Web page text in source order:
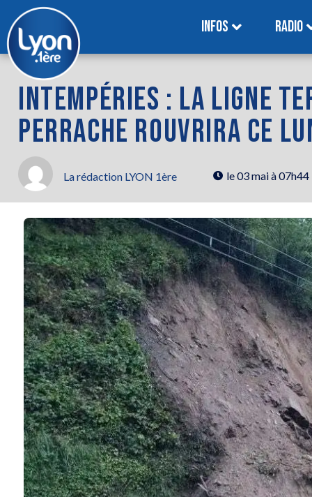
INFOS RADIO
INTEMPÉRIES : LA LIGNE
PERRACHE ROUVRIRA CE
La rédaction LYON 1ère le03 mai à 07h44